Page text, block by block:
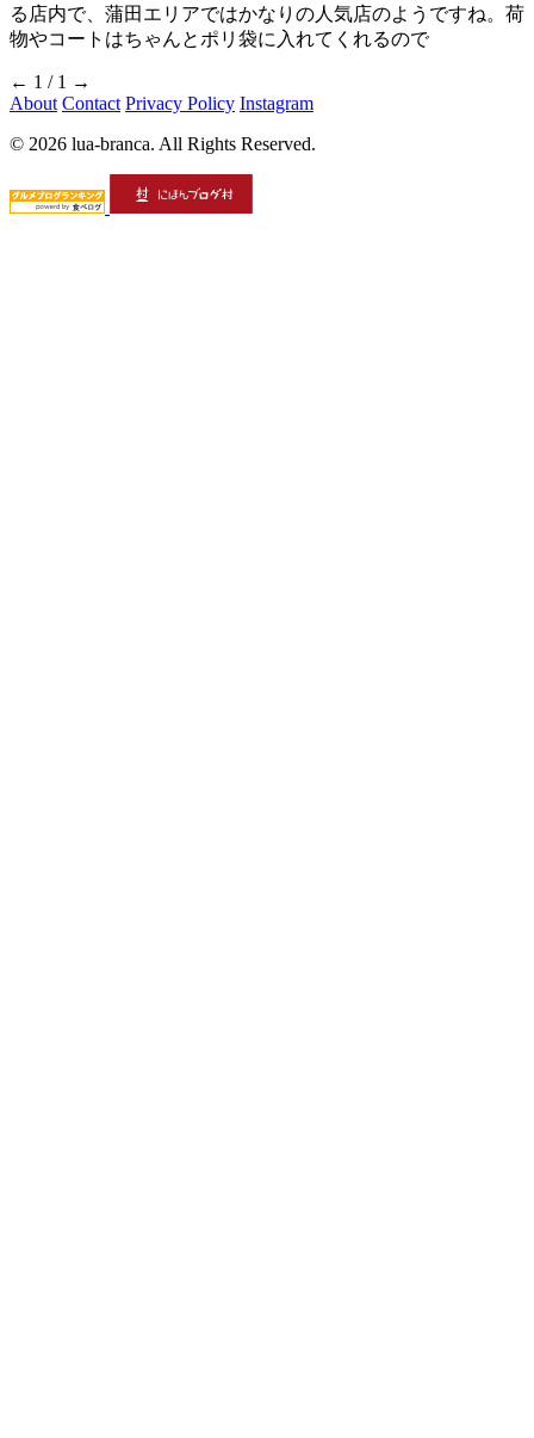
る店内で、蒲田エリアではかなりの人気店のようですね。荷
物やコートはちゃんとポリ袋に入れてくれるので
← 1 / 1 →
About Contact Privacy Policy Instagram
© 2026 lua-branca. All Rights Reserved.